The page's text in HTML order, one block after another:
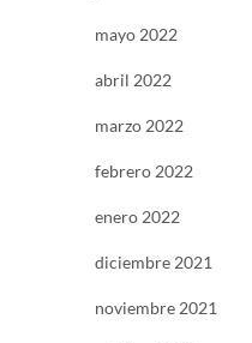
mayo 2022
abril 2022
marzo 2022
febrero 2022
enero 2022
diciembre 2021
noviembre 2021